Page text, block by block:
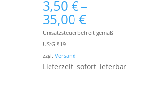
3,50€–
35,00€
3,50 €
bis
Umsatzsteuerbefreit gemäß
UStG §19
zzgl.Versand
Lieferzeit: sofort lieferbar